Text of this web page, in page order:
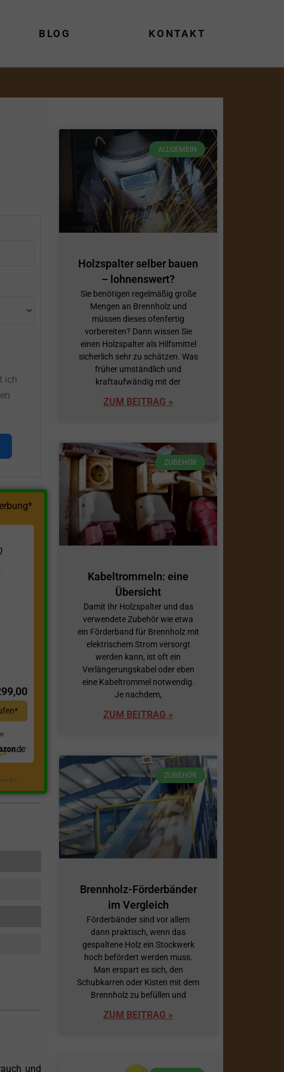
BLOG KONTAKT
ich
und
ALLGEMEIN
Holzspalter selber bauen
– lohnenswert?
Sie benötigen regelmäßig große
Mengen an Brennholz und
müssen dieses ofenfertig
vorbereiten? Dann wissen Sie
einen Holzspalter als Hilfsmittel
sicherlich sehr zu schätzen. Was
früher umständlich und
kraftaufwändig mit der
ZUM BEITRAG »
ZUBEHÖR
Kabeltrommeln: eine
Übersicht
Damit Ihr Holzspalter und das
verwendete Zubehör wie etwa
ein Förderband für Brennholz mit
elektrischem Strom versorgt
werden kann, ist oft ein
Verlängerungskabel oder eben
eine Kabeltrommel notwendig.
Je nachdem,
ZUM BEITRAG »
ZUBEHÖR
Brennholz-Förderbänder
im Vergleich
Förderbänder sind vor allem
dann praktisch, wenn das
gespaltene Holz ein Stockwerk
hoch befördert werden muss.
Man erspart es sich, den
Schubkarren oder Kisten mit dem
Brennholz zu befüllen und
ZUM BEITRAG »